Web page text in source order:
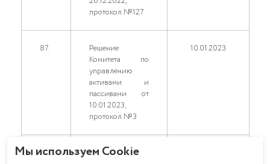
протокол №127
87.
Решение
Комитета по
управлению
активами и
пассивами от
10.01.2023,
протокол №3
10.01.2023
88.
Решение
Мы используем Cookie